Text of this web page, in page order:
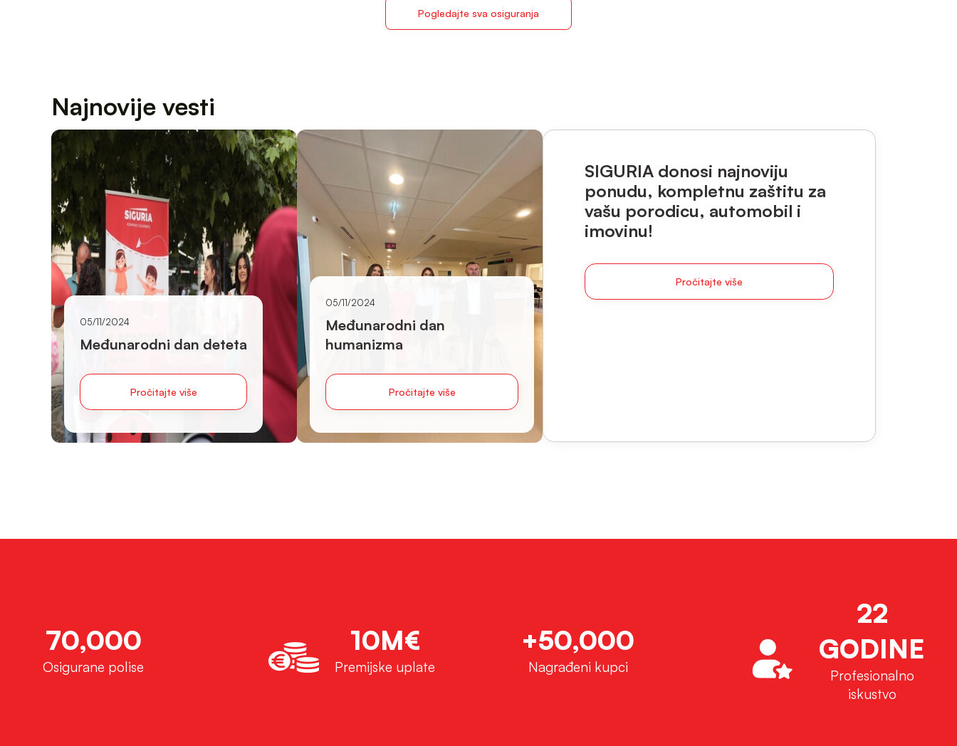
Pogledajte sva osiguranja
Najnovije vesti
05/11/2024
Međunarodni dan deteta
Pročitajte više
05/11/2024
Međunarodni dan
humanizma
Pročitajte više
SIGURIA donosi najnoviju
ponudu, kompletnu zaštitu za
vašu porodicu, automobil i
imovinu!
Pročitajte više
70,000
Osigurane polise
10M€
Premijske uplate
+50,000
Nagrađeni kupci
22
GODINE
Profesionalno
iskustvo